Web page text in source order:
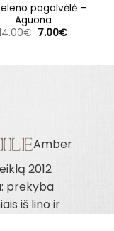
pagalvėlė –
Aguona
€ Original
7.00€Current
Amber
2012
prekyba
iš lino ir